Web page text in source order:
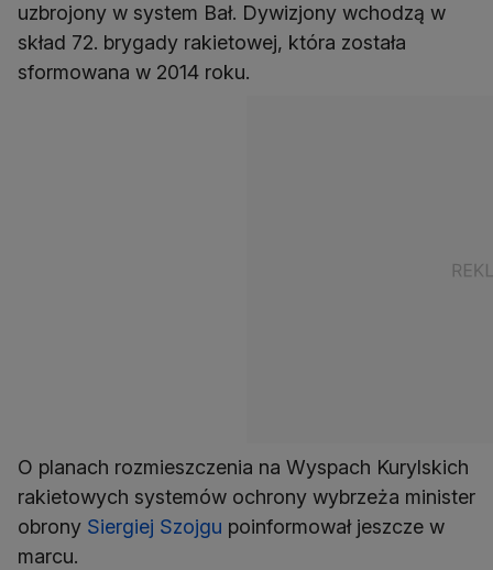
uzbrojony w system Bał. Dywizjony wchodzą w
skład 72. brygady rakietowej, która została
sformowana w 2014 roku.
O planach rozmieszczenia na Wyspach Kurylskich
rakietowych systemów ochrony wybrzeża minister
obrony Siergiej Szojgu poinformował jeszcze w
marcu.